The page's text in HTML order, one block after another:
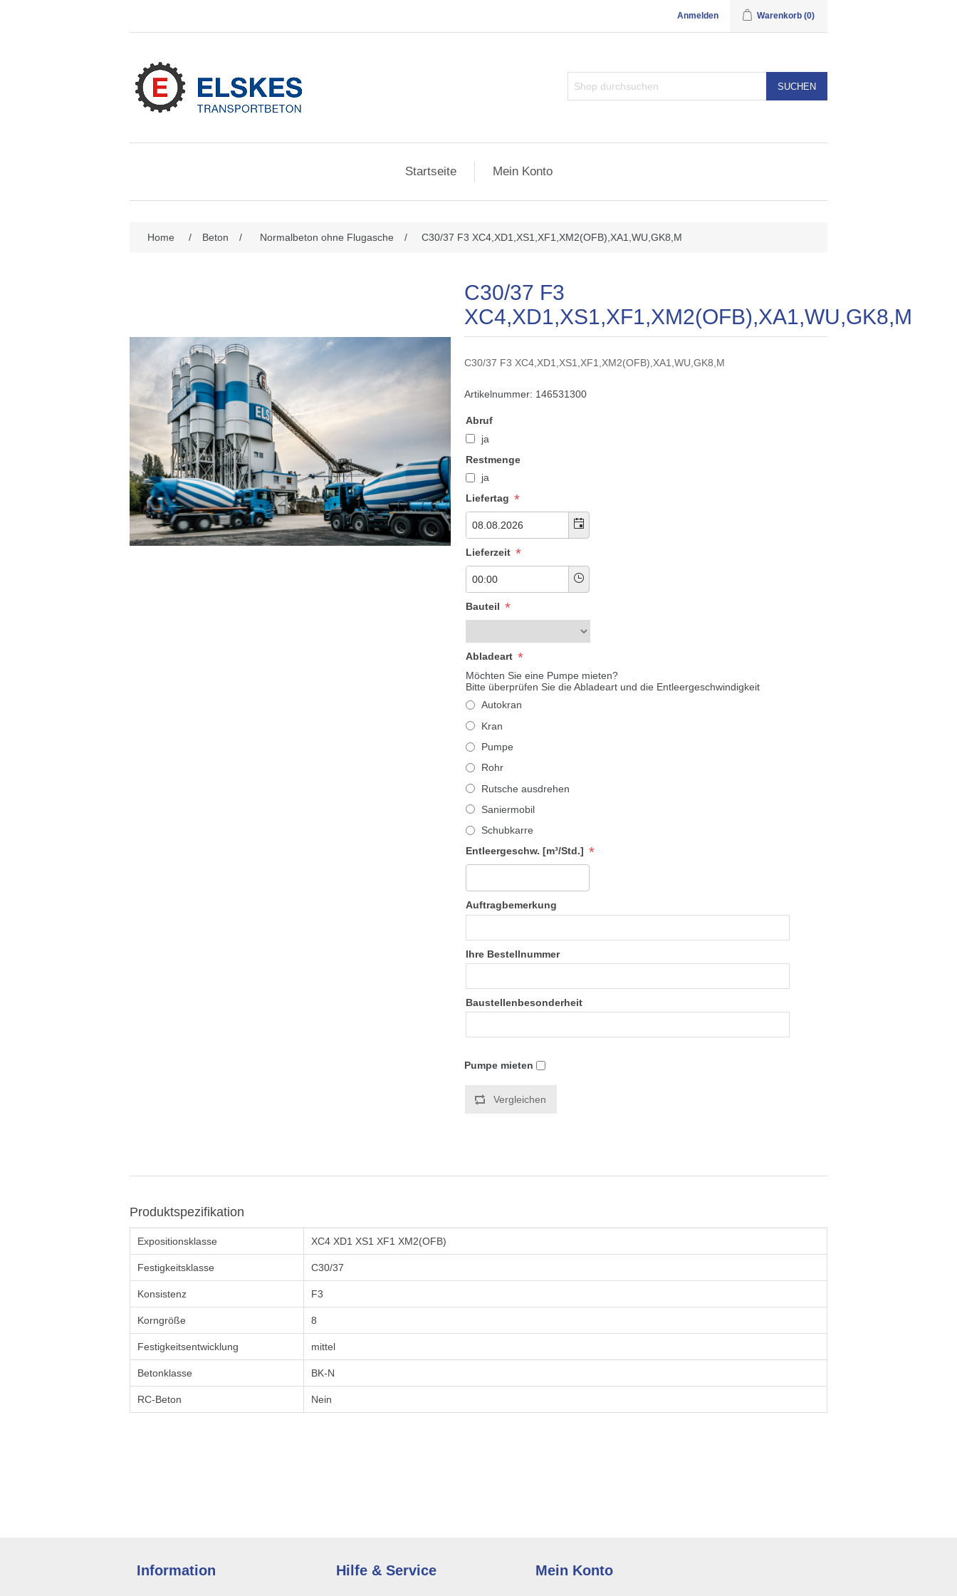
Anmelden Warenkorb (0)
SUCHEN
Startseite Mein Konto
Home / Beton / Normalbeton ohne Flugasche / C30/37 F3 XC4,XD1,XS1,XF1,XM2(OFB),XA1,WU,GK8,M
C30/37 F3
XC4,XD1,XS1,XF1,XM2(OFB),XA1,WU,GK8,M
C30/37 F3 XC4,XD1,XS1,XF1,XM2(OFB),XA1,WU,GK8,M
Artikelnummer: 146531300
Abruf
ja
Restmenge
ja
Liefertag *
Lieferzeit *
Bauteil *
Abladeart *
Möchten Sie eine Pumpe mieten?
Bitte überprüfen Sie die Abladeart und die Entleergeschwindigkeit
Autokran
Kran
Pumpe
Rohr
Rutsche ausdrehen
Saniermobil
Schubkarre
Entleergeschw. [m³/Std.] *
Auftragbemerkung
Ihre Bestellnummer
Baustellenbesonderheit
Pumpe mieten
Vergleichen
Produktspezifikation
Expositionsklasse XC4 XD1 XS1 XF1 XM2(OFB)
Festigkeitsklasse C30/37
Konsistenz F3
Korngröße 8
Festigkeitsentwicklung mittel
Betonklasse BK-N
RC-Beton Nein
Information Hilfe & Service Mein Konto